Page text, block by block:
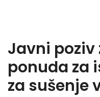
Javni
ponuda za
za sušenje